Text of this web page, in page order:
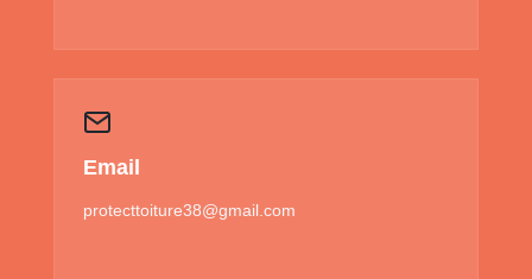
Email
protecttoiture38@gmail.com